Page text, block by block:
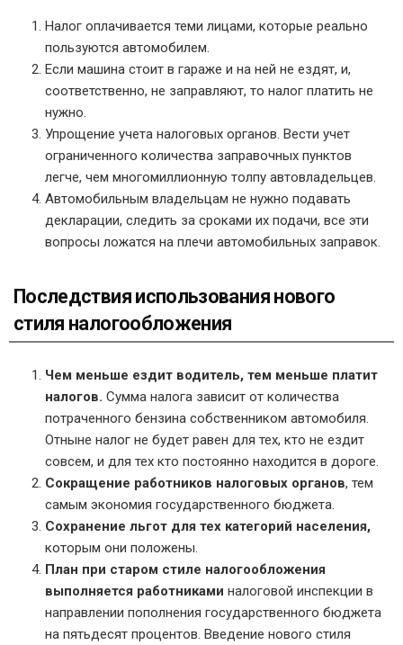
Налог оплачивается теми лицами, которые реально
пользуются автомобилем.
Если машина стоит в гараже и на ней не ездят, и,
соответственно, не заправляют, то налог платить не
нужно.
Упрощение учета налоговых органов. Вести учет
ограниченного количества заправочных пунктов
легче, чем многомиллионную толпу автовладельцев.
Автомобильным владельцам не нужно подавать
декларации, следить за сроками их подачи, все эти
вопросы ложатся на плечи автомобильных заправок.
Последствия использования нового
стиля налогообложения
Чем меньше ездит водитель, тем меньше платит
налогов. Сумма налога зависит от количества
потраченного бензина собственником автомобиля.
Отныне налог не будет равен для тех, кто не ездит
совсем, и для тех кто постоянно находится в дороге.
Сокращение работников налоговых органов, тем
самым экономия государственного бюджета.
Сохранение льгот для тех категорий населения,
которым они положены.
План при старом стиле налогообложения
выполняется работниками налоговой инспекции в
направлении пополнения государственного бюджета
на пятьдесят процентов. Введение нового стиля